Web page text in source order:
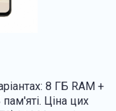
8 ГБ RAM +
Ціна цих